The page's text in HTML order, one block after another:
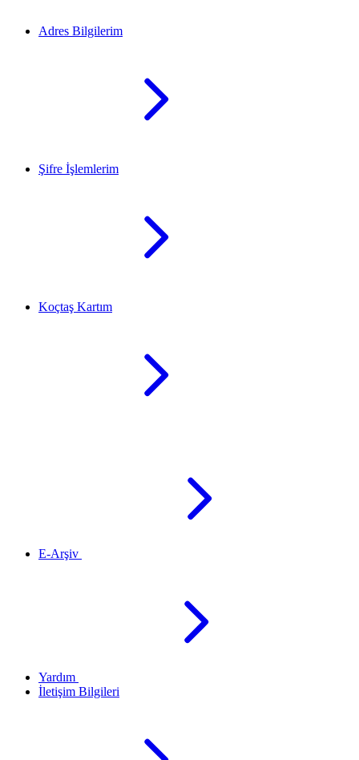
Adres Bilgilerim
Şifre İşlemlerim
Koçtaş Kartım
E-Arşiv
Yardım
İletişim Bilgileri